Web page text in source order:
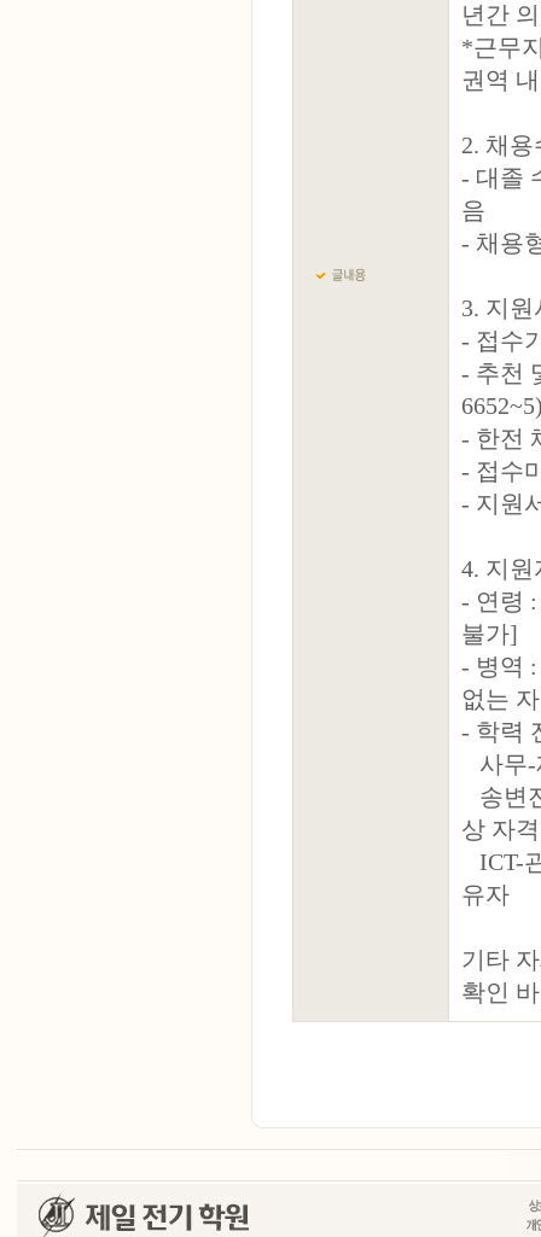
년간
*근무
권역
2. 채
- 대졸
음
- 채용
3. 지
- 접수
- 추천
- 한전
- 접수
- 지원
4. 지원
- 연령
불가]
- 병역
없는 자
- 학력
사무-
송변
상 자
ICT-
유자
기타
확인